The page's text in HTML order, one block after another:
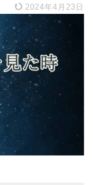
2024年4月23日